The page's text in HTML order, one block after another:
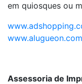
em quiosques ou
Assessoria de